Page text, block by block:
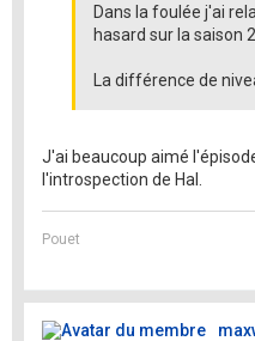
Dans la foulée j'ai
hasard sur la saison
La différence de
J'ai beaucoup aimé
l'introspection de Hal.
Pouet